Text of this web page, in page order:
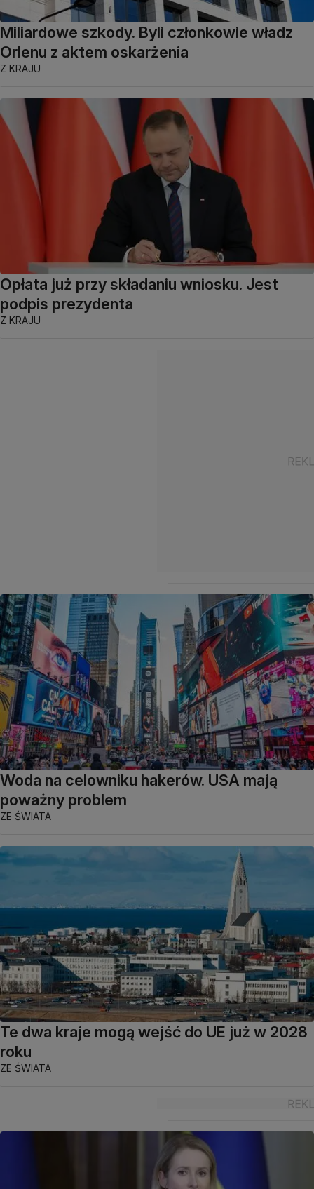
Miliardowe szkody. Byli członkowie władz
Orlenu z aktem oskarżenia
Z KRAJU
Opłata już przy składaniu wniosku. Jest
podpis prezydenta
Z KRAJU
Woda na celowniku hakerów. USA mają
poważny problem
ZE ŚWIATA
Te dwa kraje mogą wejść do UE już w 2028
roku
ZE ŚWIATA